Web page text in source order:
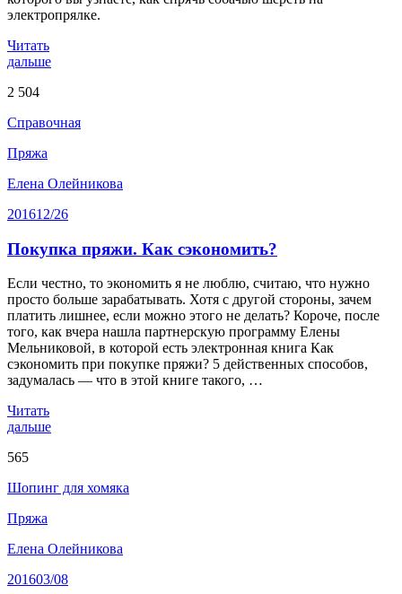
электропрялке.
Читать
дальше
2 504
Справочная
Пряжа
Елена Олейникова
201612/26
Покупка пряжи. Как сэкономить?
Если честно, то экономить я не люблю, считаю, что нужно
просто больше зарабатывать. Хотя с другой стороны, зачем
платить лишнее, если можно этого не делать? Короче, после
того, как вчера нашла партнерскую программу Елены
Мельниковой, в которой есть электронная книга Как
сэкономить при покупке пряжи? 5 действенных способов,
задумалась — что в этой книге такого, …
Читать
дальше
565
Шопинг для хомяка
Пряжа
Елена Олейникова
201603/08